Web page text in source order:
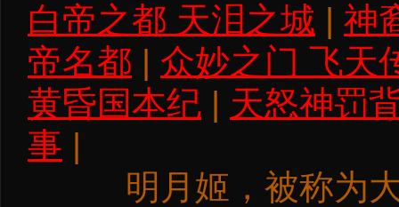
白帝之都 天泪之城 | 神
帝名都 | 众妙之门 飞天
黄昏国本纪 | 天怒神罚
事 |
明月姬，被称为大